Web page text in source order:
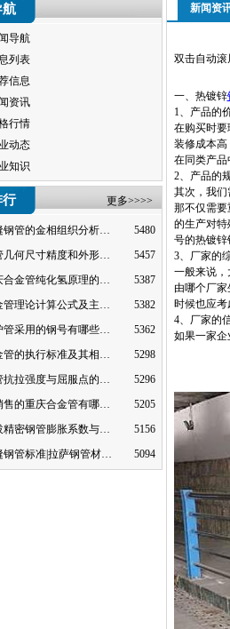
航
导航
列表
信息
资讯
行情
动态
知识
行 更多>>>>
钢管的金相组织分析…
5480
几何尺寸精度和外形…
5457
合金管纯化氢原理的…
5387
管理论计算公式及主…
5382
管采用的钢号有哪些…
5362
管的执行标准及其相…
5298
抗拉强度与屈服点的…
5296
售的重庆合金管有哪…
5205
精密钢管膨胀系数与…
5156
钢管标准|拉萨钢管材…
5094
新闻资
双击自动滚
一、热镀锌
1、产品的
在购买时
装修成本高
在同类产品
2、产品的
其次，我们
那不仅需
的生产对
号的热镀锌
3、厂家的
一般来说
由哪个厂
时候也应考
4、厂家的
如果一家企